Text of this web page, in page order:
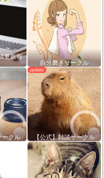
更新報
自分磨きサークル
ークル 【公式】雑談サークル